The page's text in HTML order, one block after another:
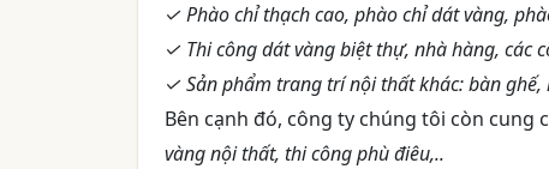
✓ Phào chỉ thạch cao, phào chỉ dát vàng,
✓ Thi công dát vàng biệt thự, nhà hàng, các
✓ Sản phẩm trang trí nội thất khác: bàn
Bên cạnh đó, công ty chúng tôi còn cung
vàng nội thất, thi công phù điêu,..